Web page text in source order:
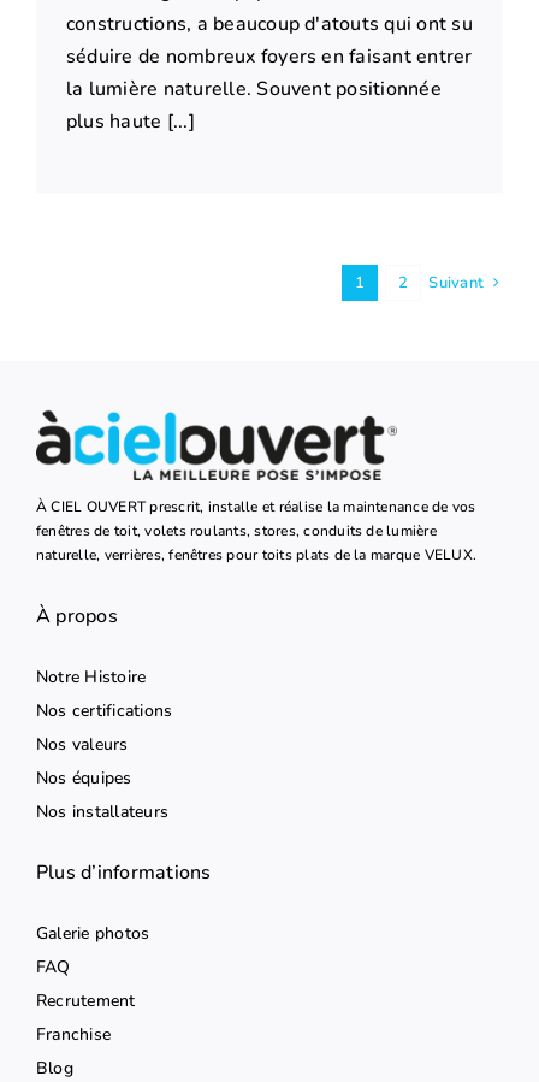
constructions, a beaucoup d'atouts qui ont su
séduire de nombreux foyers en faisant entrer
la lumière naturelle. Souvent positionnée
plus haute [...]
1 2 Suivant
À CIEL OUVERT prescrit, installe et réalise la maintenance de vos
fenêtres de toit, volets roulants, stores, conduits de lumière
naturelle, verrières, fenêtres pour toits plats de la marque VELUX.
À propos
Notre Histoire
Nos certifications
Nos valeurs
Nos équipes
Nos installateurs
Plus d’informations
Galerie photos
FAQ
Recrutement
Franchise
Blog